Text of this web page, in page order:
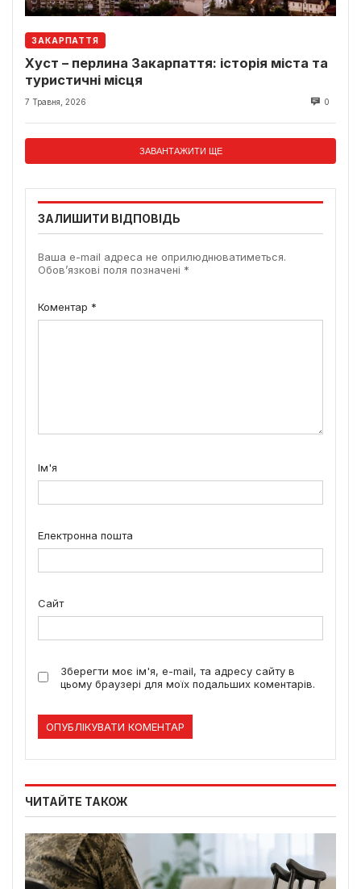
ЗАКАРПАТТЯ
Хуст – перлина Закарпаття: історія міста та
туристичні місця
7 Травня, 2026 0
ЗАВАНТАЖИТИ ЩЕ
ЗАЛИШИТИ ВІДПОВІДЬ
Ваша e-mail адреса не оприлюднюватиметься.
Обов’язкові поля позначені *
Коментар *
Ім'я
Електронна пошта
Сайт
Зберегти моє ім'я, e-mail, та адресу сайту в
цьому браузері для моїх подальших коментарів.
ЧИТАЙТЕ ТАКОЖ